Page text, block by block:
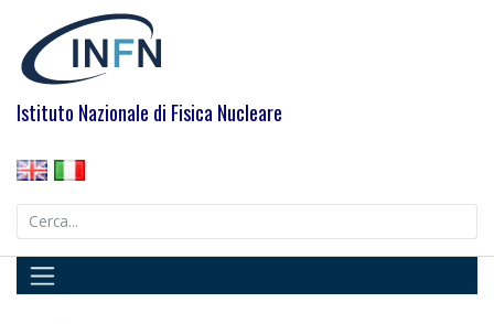
content
Istituto Nazionale di Fisica Nucleare
Search